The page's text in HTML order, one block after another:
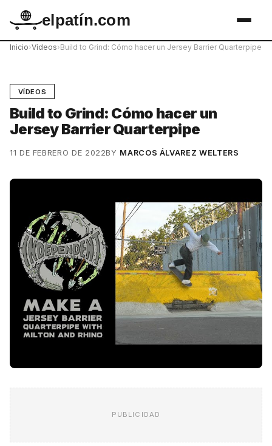
elpatín.com
Inicio›Vídeos›Build to Grind: Cómo hacer un Jersey Barrier Quarterpipe
VÍDEOS
Build to Grind: Cómo hacer un
Jersey Barrier Quarterpipe
11 DE FEBRERO DE 2022BY MARCOS ÁLVAREZ WELTERS
PUBLICIDAD